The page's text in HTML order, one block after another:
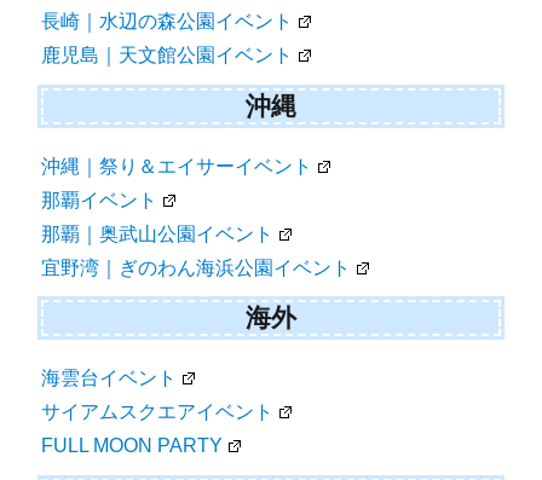
長崎｜水辺の森公園イベント
鹿児島｜天文館公園イベント
沖縄
沖縄｜祭り＆エイサーイベント
那覇イベント
那覇｜奥武山公園イベント
宜野湾｜ぎのわん海浜公園イベント
海外
海雲台イベント
サイアムスクエアイベント
FULL MOON PARTY